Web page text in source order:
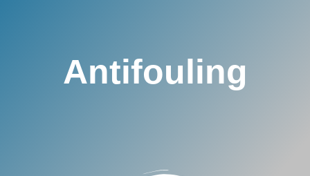
Antifouling